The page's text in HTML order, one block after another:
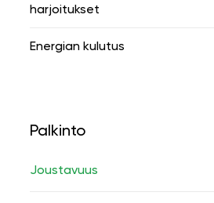
harjoitukset
Energian kulutus
Palkinto
Joustavuus